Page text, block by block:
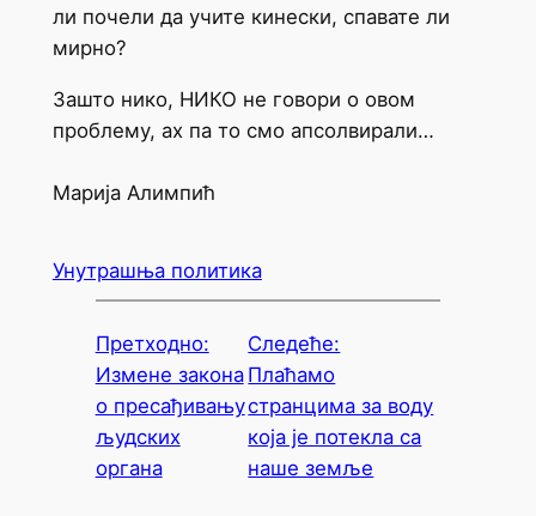
ли почели да учите кинески, спавате ли
мирно?
Зашто нико, НИКО не говори о овом
проблему, ах па то смо апсолвирали…
Марија Алимпић
Унутрашња политика
Претходно:
Измене закона
о пресађивању
људских
органа
Следеће:
Плаћамо
странцима за воду
која је потекла са
наше земље